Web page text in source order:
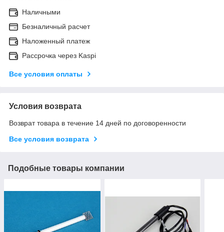
Наличными
Безналичный расчет
Наложенный платеж
Рассрочка через Kaspi
Все условия оплаты
Условия возврата
Возврат товара в течение 14 дней по договоренности
Все условия возврата
Подобные товары компании